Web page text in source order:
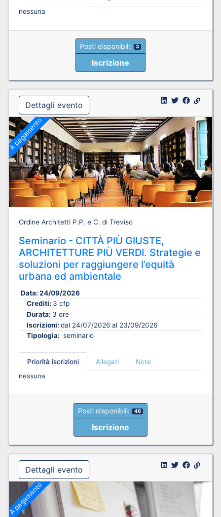
nessuna
Posti disponibili: 3
Iscrizione
Dettagli evento
A pagamento
Ordine Architetti P.P. e C. di Treviso
Seminario - CITTÀ PIÙ GIUSTE,
ARCHITETTURE PIÙ VERDI. Strategie e
soluzioni per raggiungere l’equità
urbana ed ambientale
Data: 24/09/2026
Crediti: 3 cfp
Durata: 3 ore
Iscrizioni: dal 24/07/2026 al 23/09/2026
Tipologia: seminario
Priorità iscrizioni Allegati
Note
nessuna
Posti disponibili: 46
Iscrizione
Dettagli evento
A pagamento